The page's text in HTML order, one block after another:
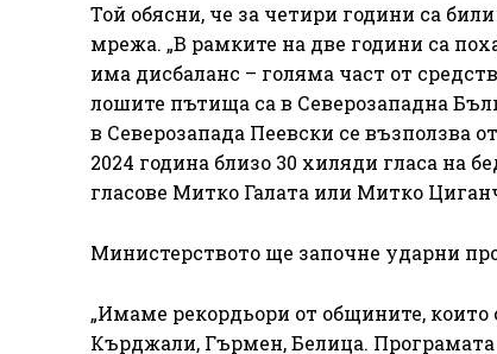
Той обясни, че за четири години са
мрежа. „В рамките на две години са
има дисбаланс – голяма част от
лошите пътища са в Северозападна
в Северозапада Пеевски се възползва
2024 година близо 30 хиляди гласа на
гласове Митко Галата или Митко
Министерството ще започне ударни
„Имаме рекордьори от общините,
Кърджали, Гърмен, Белица. Програмата